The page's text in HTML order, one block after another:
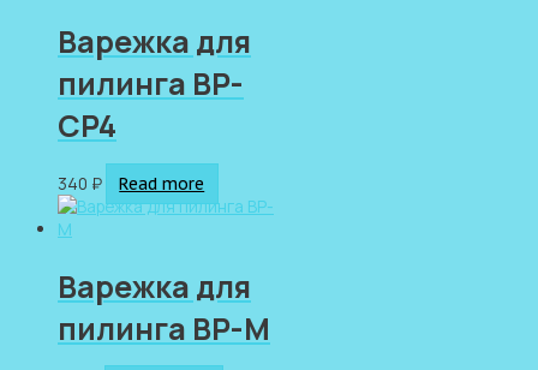
Варежка для
пилинга ВP-
СP4
340 ₽ Read more
Варежка для
пилинга ВР-М